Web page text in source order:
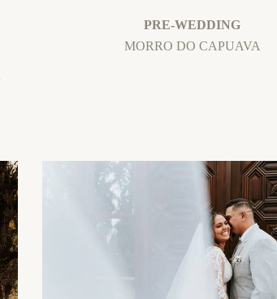
PRE-WEDDING
MORRO DO CAPUAVA